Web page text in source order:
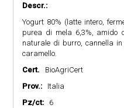
Descr.:
Yogurt 80% (latte intero,
purea di mela 6,3%, amido
naturale di burro, cannella
caramello.
Cert. BioAgriCert
Prov.: Italia
Pz/ct: 6